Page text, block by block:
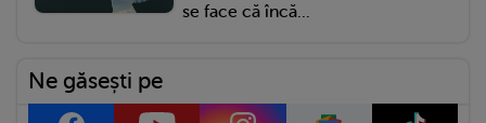
se face că încă...
Ne găsești pe